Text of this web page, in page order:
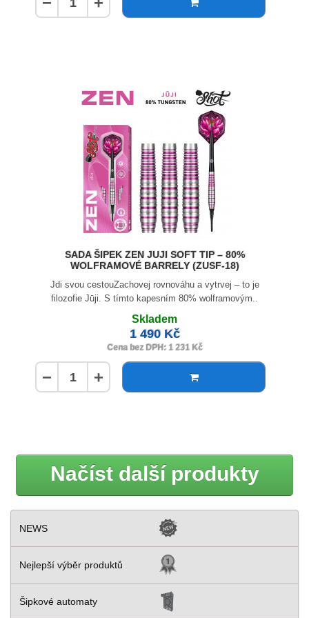
SADA ŠIPEK ZEN JUJI SOFT TIP – 80%
WOLFRAMOVÉ BARRELY (ZUSF-18)
Jdi svou cestouZachovej rovnováhu a vytrvej – to je
filozofie Jūji. S tímto kapesním 80% wolframovým..
Skladem
1 490 Kč
Cena bez DPH: 1 231 Kč
− +
Načíst další produkty
NEWS
Nejlepší výběr produktů
Šipkové automaty